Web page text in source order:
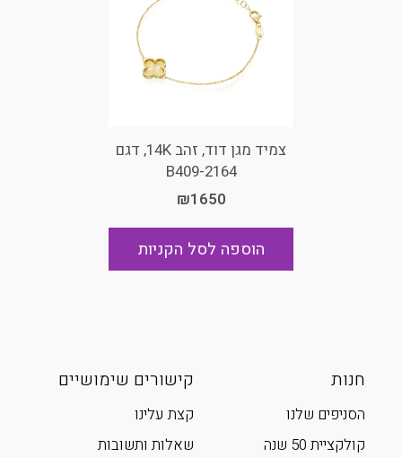
צמיד מגן דוד, זהב 14K, דגם
B409-2164
₪1650
הוספה לסל הקניות
חנות
הסניפים שלנו
קולקציית 50 שנה
קישורים שימושיים
קצת עלינו
שאלות ותשובות